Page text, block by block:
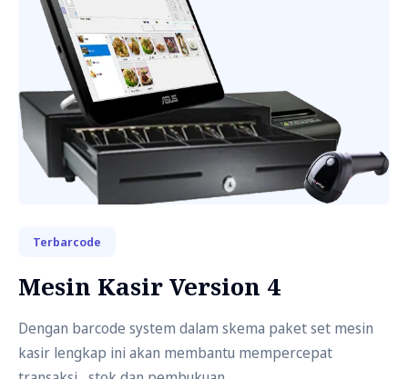
Terbarcode
Mesin Kasir Version 4
Dengan barcode system dalam skema paket set mesin
kasir lengkap ini akan membantu mempercepat